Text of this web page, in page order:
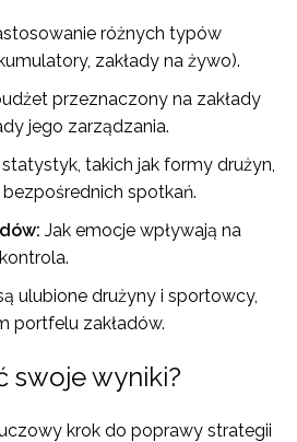
różnych typów
zakłady na żywo).
przeznaczony na zakłady
jego zarządzania.
takich jak formy drużyn,
spotkań.
Jak emocje wpływają na
ulubione drużyny i sportowcy,
portfelu zakładów.
swoje wyniki?
krok do poprawy strategii